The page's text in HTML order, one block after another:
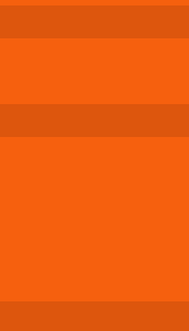
инструмент вполне
в работе. Стальной
средствах,